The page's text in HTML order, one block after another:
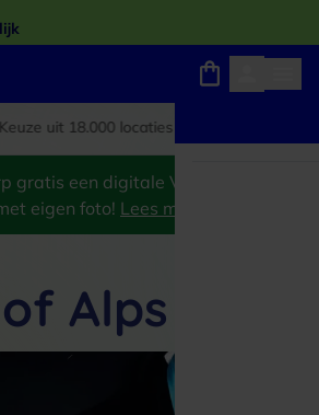
van het jaar 2026
uit 18.000 locaties
webshops en uitjes
gratis een digitale VVV
eigen foto! Lees meer
Alps B.V.